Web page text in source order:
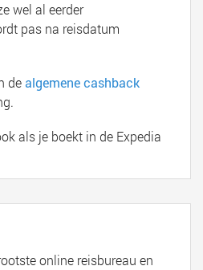
wel al eerder
pas na reisdatum
dealgemene cashback
als je boekt in de Expedia
online reisbureau en